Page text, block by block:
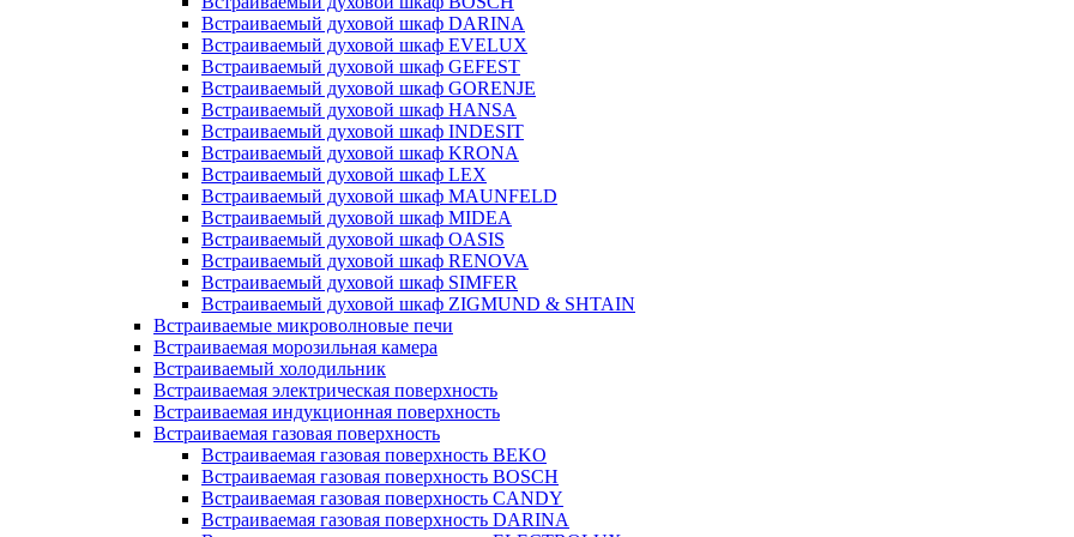
Встраиваемый духовой шкаф DARINA
Встраиваемый духовой шкаф EVELUX
Встраиваемый духовой шкаф GEFEST
Встраиваемый духовой шкаф GORENJE
Встраиваемый духовой шкаф HANSA
Встраиваемый духовой шкаф INDESIT
Встраиваемый духовой шкаф KRONA
Встраиваемый духовой шкаф LEX
Встраиваемый духовой шкаф MAUNFELD
Встраиваемый духовой шкаф MIDEA
Встраиваемый духовой шкаф OASIS
Встраиваемый духовой шкаф RENOVA
Встраиваемый духовой шкаф SIMFER
Встраиваемый духовой шкаф ZIGMUND & SHTAIN
Встраиваемые микроволновые печи
Встраиваемая морозильная камера
Встраиваемый холодильник
Встраиваемая электрическая поверхность
Встраиваемая индукционная поверхность
Встраиваемая газовая поверхность
Встраиваемая газовая поверхность BEKO
Встраиваемая газовая поверхность BOSCH
Встраиваемая газовая поверхность CANDY
Встраиваемая газовая поверхность DARINA